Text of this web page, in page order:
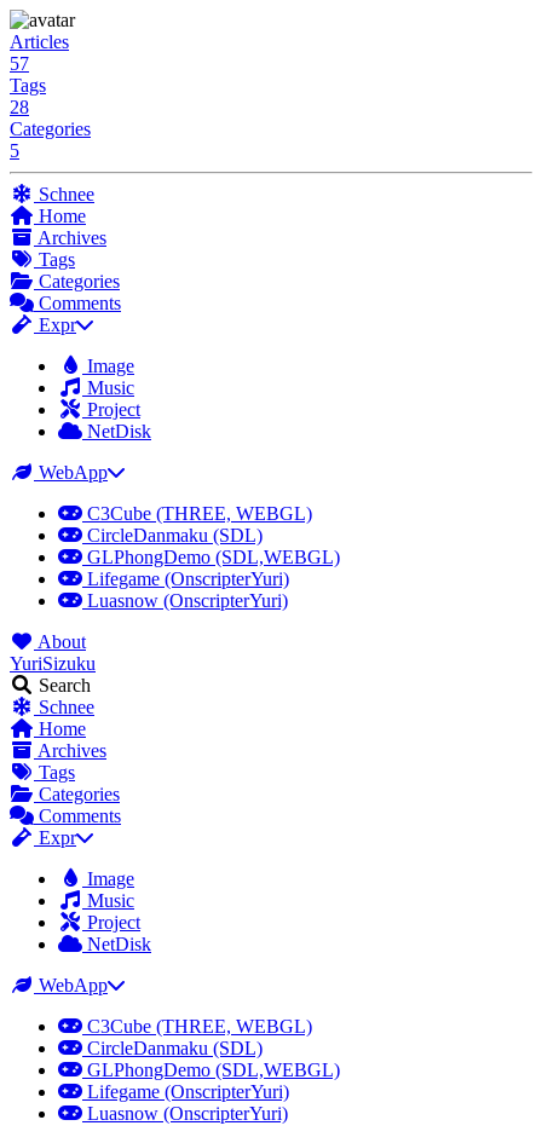
Articles
57
Tags
28
Categories
5
Schnee
Home
Archives
Tags
Categories
Comments
Expr
Image
Music
Project
NetDisk
WebApp
C3Cube (THREE, WEBGL)
CircleDanmaku (SDL)
GLPhongDemo (SDL,WEBGL)
Lifegame (OnscripterYuri)
Luasnow (OnscripterYuri)
About
YuriSizuku
Search
Schnee
Home
Archives
Tags
Categories
Comments
Expr
Image
Music
Project
NetDisk
WebApp
C3Cube (THREE, WEBGL)
CircleDanmaku (SDL)
GLPhongDemo (SDL,WEBGL)
Lifegame (OnscripterYuri)
Luasnow (OnscripterYuri)